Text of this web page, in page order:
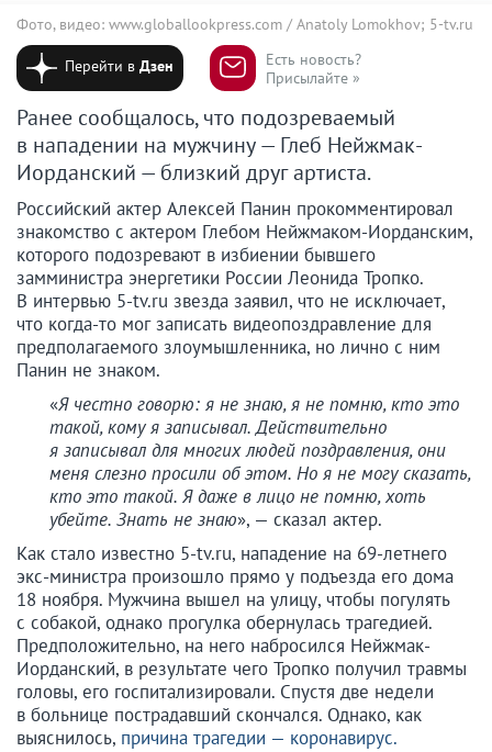
Фото, видео: www.globallookpress.com / Anatoly Lomokhov; 5-tv.ru
Перейти вДзен
Есть новость?
Присылайте »
Ранее сообщалось, что подозреваемый
в нападении на мужчину — Глеб Нейжмак-
Иорданский — близкий друг артиста.
Российский актер Алексей Панин прокомментировал
знакомство с актером Глебом Нейжмаком-Иорданским,
которого подозревают в избиении бывшего
замминистра энергетики России Леонида Тропко.
В интервью 5-tv.ru звезда заявил, что не исключает,
что когда-то мог записать видеопоздравление для
предполагаемого злоумышленника, но лично с ним
Панин не знаком.
«Я честно говорю: я не знаю, я не помню, кто это
такой, кому я записывал. Действительно
я записывал для многих людей поздравления, они
меня слезно просили об этом. Но я не могу сказать,
кто это такой. Я даже в лицо не помню, хоть
убейте. Знать не знаю», — сказал актер.
Как стало известно 5-tv.ru, нападение на 69-летнего
экс-министра произошло прямо у подъезда его дома
18 ноября. Мужчина вышел на улицу, чтобы погулять
с собакой, однако прогулка обернулась трагедией.
Предположительно, на него набросился Нейжмак-
Иорданский, в результате чего Тропко получил травмы
головы, его госпитализировали. Спустя две недели
в больнице пострадавший скончался. Однако, как
выяснилось, причина трагедии — коронавирус.